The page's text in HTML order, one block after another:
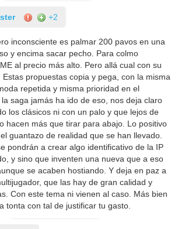
+2
inconsciente es palmar 200 pavos en una
y encima sacar pecho. Para colmo
al precio más alto. Pero allá cual con su
propuestas copia y pega, con la misma
repetida y misma prioridad en el
saga jamás ha ido de eso, nos deja claro
los clásicos ni con un palo y que lejos de
hacen más que tirar para abajo. Lo positivo
guantazo de realidad que se han llevado.
pondrán a crear algo identificativo de la IP
y sino que inventen una nueva que a eso
se acaben hostiando. Y deja en paz a
que las hay de gran calidad y
Con este tema ni vienen al caso. Más bien
tonta con tal de justificar tu gasto.